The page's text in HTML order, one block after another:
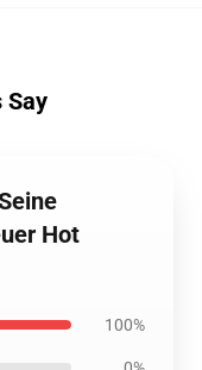
Say
Hot
100%